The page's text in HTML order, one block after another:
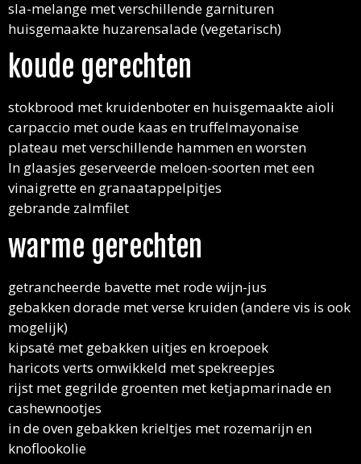
sla-melange met verschillende garnituren
huisgemaakte huzarensalade (vegetarisch)
koude gerechten
stokbrood met kruidenboter en huisgemaakte aioli
carpaccio met oude kaas en truffelmayonaise
plateau met verschillende hammen en worsten
In glaasjes geserveerde meloen-soorten met een
vinaigrette en granaatappelpitjes
gebrande zalmfilet
warme gerechten
getrancheerde bavette met rode wijn-jus
gebakken dorade met verse kruiden (andere vis is ook
mogelijk)
kipsaté met gebakken uitjes en kroepoek
haricots verts omwikkeld met spekreepjes
rijst met gegrilde groenten met ketjapmarinade en
cashewnootjes
in de oven gebakken krieltjes met rozemarijn en
knoflookolie